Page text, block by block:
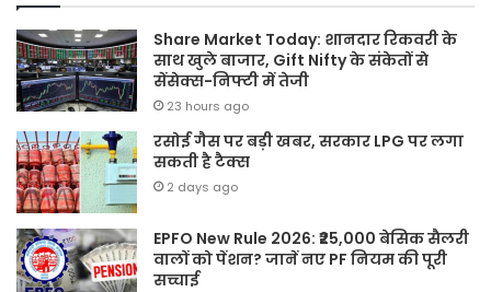
Share Market Today: शानदार रिकवरी के
साथ खुले बाजार, Gift Nifty के संकेतों से
सेंसेक्स-निफ्टी में तेजी
23 hours ago
रसोई गैस पर बड़ी खबर, सरकार LPG पर लगा
सकती है टैक्स
2 days ago
EPFO New Rule 2026: ₹25,000 बेसिक सैलरी
वालों को पेंशन? जानें नए PF नियम की पूरी
सच्चाई